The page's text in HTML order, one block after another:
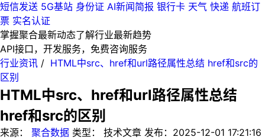
短信发送 5G基站 身份证 AI新闻简报 银行卡 天气 快递 航班订
票 实名认证
掌握聚合最新动态了解行业最新趋势
API接口，开发服务，免费咨询服务
行业资讯 / HTML中src、href和url路径属性总结 href和src的
区别
HTML中src、href和url路径属性总结
href和src的区别
来源： 聚合数据 类型： 技术文章 发布： 2025-12-01 17:21:16